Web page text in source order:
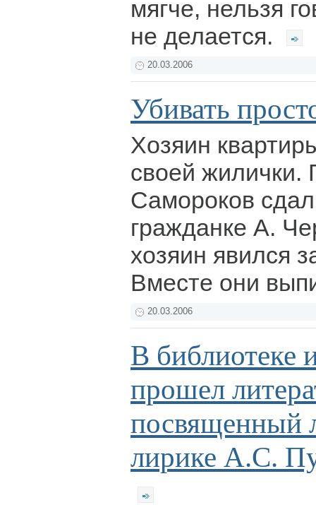
мягче, нельзя
не делается.
20.03.2006
Убивать
Хозяин
своей жилички.
Самороков
гражданке А.
хозяин явился
Вместе они
20.03.2006
В библиотеке
прошел
посвященный
лирике А.С.